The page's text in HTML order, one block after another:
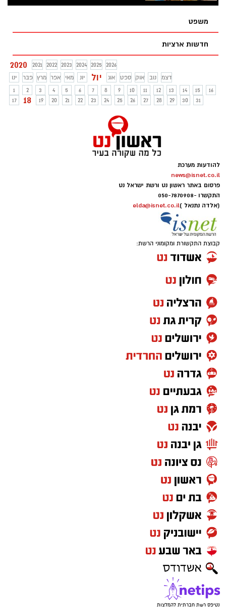
ההתחייבות לקייטנת החופש הגדול, בממשלה
מיליון הורים וצוותי הוראה שוב יצטרכו למצוא
את עצמם ללא עבודה
משפט
חדשות ארציות
2020 2021 2022 2023 2024 2025
2026
ינו
פבר מרץ אפר מאי יונ יול אוג ספט אוק נוב
דצמ
1
2 3 4 5 6 7 8 9 10 11 12 13 14 15
16
17
18 19 20 21 22 23 24 25 26 27 28 29 30 31
להודעות מערכת
news@isnet.co.il
פרסום באתר ראשון נט ורשת ישראל נט
התקשרו -050-7870908
(אלדה נתנאל )elda@isnet.co.il
קבוצת התקשורת ומקומוני הרשת:
נטיפס רשת חברתית להמלצות